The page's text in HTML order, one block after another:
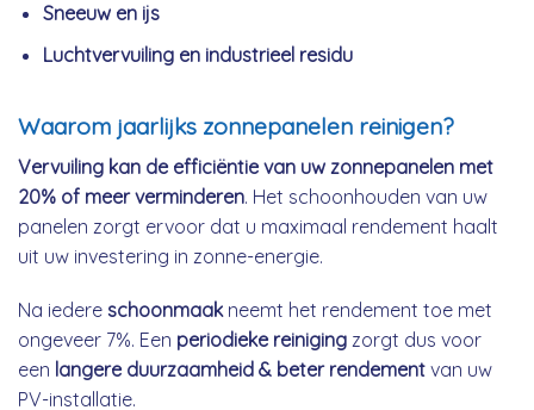
Sneeuw en ijs
Luchtvervuiling en industrieel residu
Waarom jaarlijks zonnepanelen reinigen?
Vervuiling kan de efficiëntie van uw zonnepanelen met
20% of meer verminderen. Het schoonhouden van uw
panelen zorgt ervoor dat u maximaal rendement haalt
uit uw investering in zonne-energie.
Na iedere schoonmaakneemt het rendement toe met
ongeveer 7%. Een periodieke reiniging zorgt dus voor
een langere duurzaamheid & beter rendement van uw
PV-installatie.